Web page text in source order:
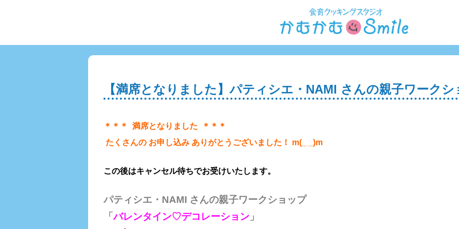
【満席となりました】パティシエ・NAMI さんの親子ワークシ
＊＊＊ 満席となりました ＊＊＊
たくさんの お申し込み ありがとうございました！ m(_ _)m
この後はキャンセル待ちでお受けいたします。
パティシエ・NAMI さんの親子ワークショップ
「バレンタイン♡デコレーション 」